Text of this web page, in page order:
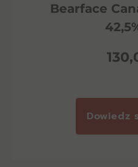
Bearface
Dowiedz